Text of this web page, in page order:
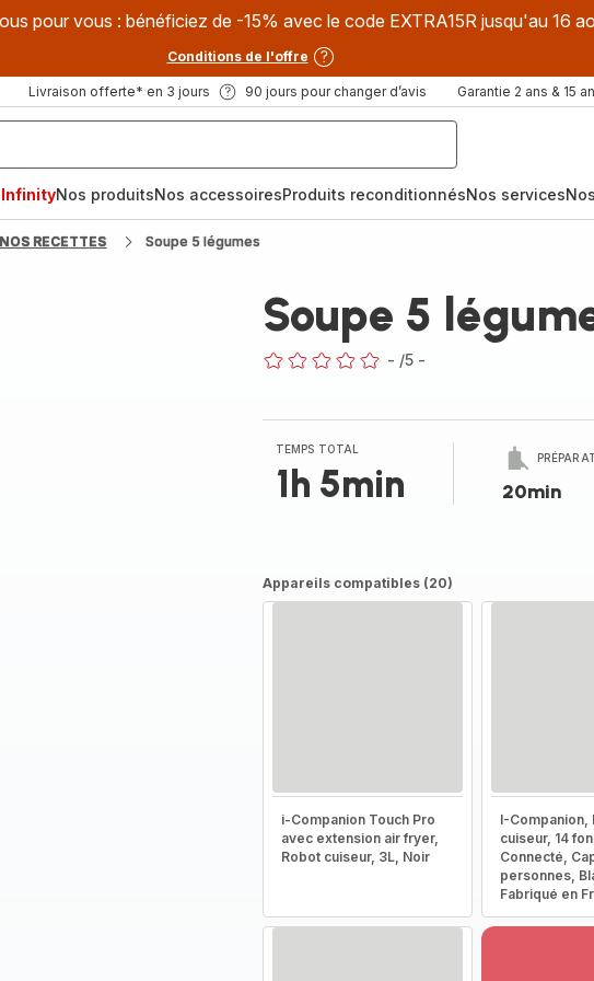
pour vous : bénéficiez de -15% avec le code EXTRA15R jusqu'au 16
Conditions de l'offre
Livraison offerte* en 3 jours 90 jours pour changer d’avis Garantie 2 ans & 15
InfinityNos produitsNos accessoiresProduits reconditionnésNos services
RECETTES Soupe 5 légumes
Soupe 5
- /5 -
TEMPS TOTAL
1h 5min 20min
Appareils compatibles (20)
i-Companion Touch Pro
avec extension air fryer,
Robot cuiseur, 3L, Noir
I-Companion,
cuiseur, 14
Connecté,
personnes,
Fabriqué en